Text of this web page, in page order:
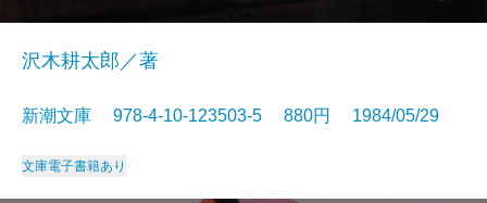
沢木耕太郎／著
新潮文庫 978-4-10-123503-5 880円 1984/05/29
文庫電子書籍あり